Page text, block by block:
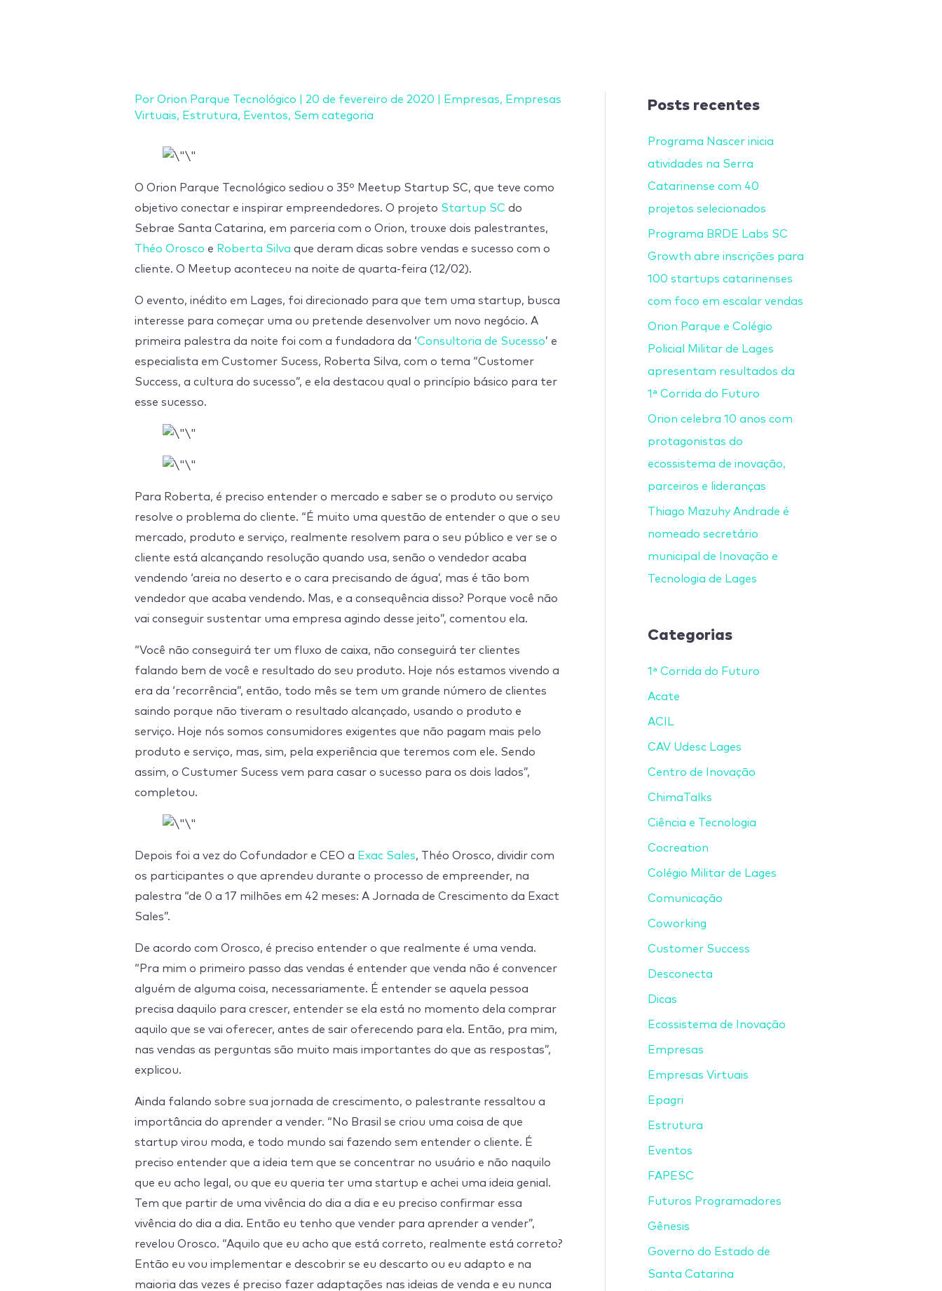
Por Orion Parque Tecnológico 20 de fevereiro de 2020 Empresas, Empresas
Virtuais, Estrutura, Eventos, Sem categoria
O Orion Parque Tecnológico sediou o 35º Meetup Startup SC, que teve como
objetivo conectar e inspirar empreendedores. O projeto Startup SC do
Sebrae Santa Catarina, em parceria com o Orion, trouxe dois palestrantes,
Théo Orosco e Roberta Silva que deram dicas sobre vendas e sucesso com o
cliente. O Meetup aconteceu na noite de quarta-feira (12/02).
O evento, inédito em Lages, foi direcionado para que tem uma startup, busca
interesse para começar uma ou pretende desenvolver um novo negócio. A
primeira palestra da noite foi com a fundadora da ‘Consultoria de Sucesso’ e
especialista em Customer Sucess, Roberta Silva, com o tema “Customer
Success, a cultura do sucesso”, e ela destacou qual o princípio básico para ter
esse sucesso.
Para Roberta, é preciso entender o mercado e saber se o produto ou serviço
resolve o problema do cliente. “É muito uma questão de entender o que o seu
mercado, produto e serviço, realmente resolvem para o seu público e ver se o
cliente está alcançando resolução quando usa, senão o vendedor acaba
vendendo ‘areia no deserto e o cara precisando de água’, mas é tão bom
vendedor que acaba vendendo. Mas, e a consequência disso? Porque você não
vai conseguir sustentar uma empresa agindo desse jeito”, comentou ela.
“Você não conseguirá ter um fluxo de caixa, não conseguirá ter clientes
falando bem de você e resultado do seu produto. Hoje nós estamos vivendo a
era da ‘recorrência”, então, todo mês se tem um grande número de clientes
saindo porque não tiveram o resultado alcançado, usando o produto e
serviço. Hoje nós somos consumidores exigentes que não pagam mais pelo
produto e serviço, mas, sim, pela experiência que teremos com ele. Sendo
assim, o Custumer Sucess vem para casar o sucesso para os dois lados”,
completou.
Depois foi a vez do Cofundador e CEO a Exac Sales, Théo Orosco, dividir com
os participantes o que aprendeu durante o processo de empreender, na
palestra “de 0 a 17 milhões em 42 meses: A Jornada de Crescimento da Exact
Sales”.
De acordo com Orosco, é preciso entender o que realmente é uma venda.
“Pra mim o primeiro passo das vendas é entender que venda não é convencer
alguém de alguma coisa, necessariamente. É entender se aquela pessoa
precisa daquilo para crescer, entender se ela está no momento dela comprar
aquilo que se vai oferecer, antes de sair oferecendo para ela. Então, pra mim,
nas vendas as perguntas são muito mais importantes do que as respostas”,
explicou.
Ainda falando sobre sua jornada de crescimento, o palestrante ressaltou a
importância do aprender a vender. “No Brasil se criou uma coisa de que
startup virou moda, e todo mundo sai fazendo sem entender o cliente. É
preciso entender que a ideia tem que se concentrar no usuário e não naquilo
que eu acho legal, ou que eu queria ter uma startup e achei uma ideia genial.
Tem que partir de uma vivência do dia a dia e eu preciso confirmar essa
vivência do dia a dia. Então eu tenho que vender para aprender a vender”,
revelou Orosco. “Aquilo que eu acho que está correto, realmente está correto?
Então eu vou implementar e descobrir se eu descarto ou eu adapto e na
maioria das vezes é preciso fazer adaptações nas ideias de venda e eu nunca
Posts recentes
Programa Nascer inicia
atividades na Serra
Catarinense com 40
projetos selecionados
Programa BRDE Labs SC
Growth abre inscrições para
100 startups catarinenses
com foco em escalar vendas
Orion Parque e Colégio
Policial Militar de Lages
apresentam resultados da
1ª Corrida do Futuro
Orion celebra 10 anos com
protagonistas do
ecossistema de inovação,
parceiros e lideranças
Thiago Mazuhy Andrade é
nomeado secretário
municipal de Inovação e
Tecnologia de Lages
Categorias
1ª Corrida do Futuro
Acate
ACIL
CAV Udesc Lages
Centro de Inovação
ChimaTalks
Ciência e Tecnologia
Cocreation
Colégio Militar de Lages
Comunicação
Coworking
Customer Success
Desconecta
Dicas
Ecossistema de Inovação
Empresas
Empresas Virtuais
Epagri
Estrutura
Eventos
FAPESC
Futuros Programadores
Gênesis
Governo do Estado de
Santa Catarina